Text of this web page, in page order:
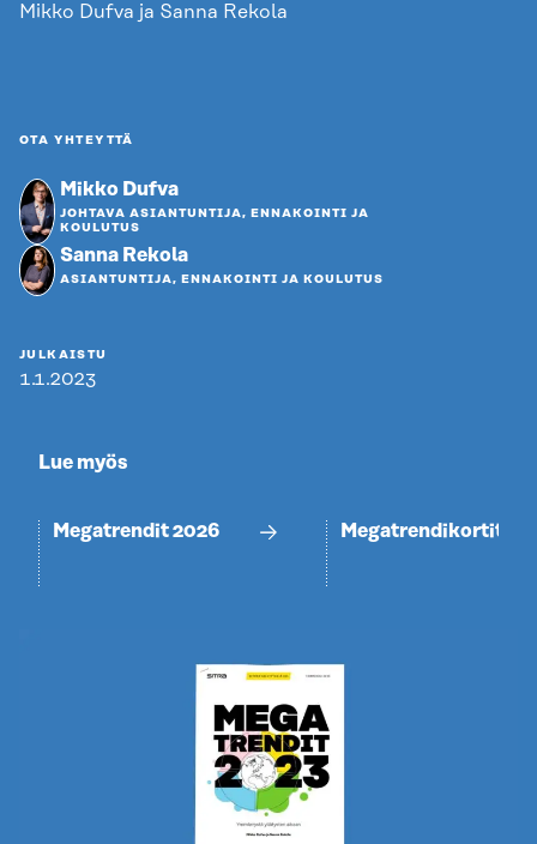
Mikko Dufva ja Sanna Rekola
OTA YHTEYTTÄ
Mikko Dufva
JOHTAVA ASIANTUNTIJA, ENNAKOINTI JA
KOULUTUS
Sanna Rekola
ASIANTUNTIJA, ENNAKOINTI JA KOULUTUS
JULKAISTU
1.1.2023
Lue myös
Megatrendit 2026 Megatrendikortit